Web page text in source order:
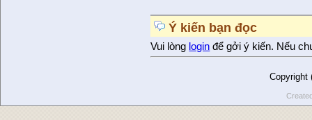
Ý kiến bạn đọc
Vui lòng login để gởi ý kiến. Nếu
Copyright